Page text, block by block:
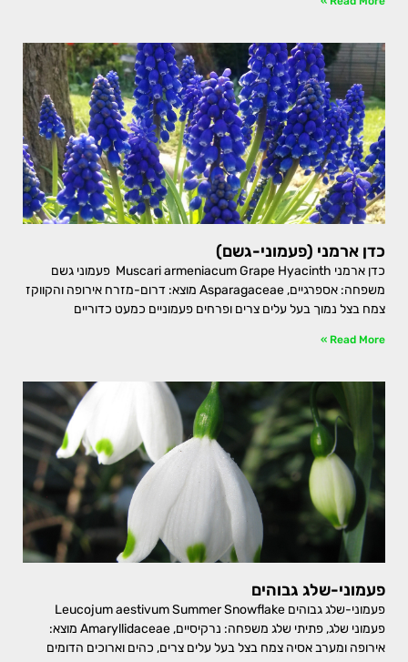
כדן ארמני (פעמוני-גשם)
כדן ארמני Muscari armeniacum Grape Hyacinth פעמוני גשם
משפחה: אספרגיים, Asparagaceae מוצא: דרום-מזרח אירופה והקווקז
צמח בצל נמוך בעל עלים צרים ופרחים פעמוניים כמעט כדוריים
Read More »
פעמוני-שלג גבוהים
פעמוני שלג, פתיתי שלג משפחה: נרקיסיים, Amaryllidaceae מוצא:
אירופה ומערב אסיה צמח בצל בעל עלים צרים, כהים וארוכים הדומים